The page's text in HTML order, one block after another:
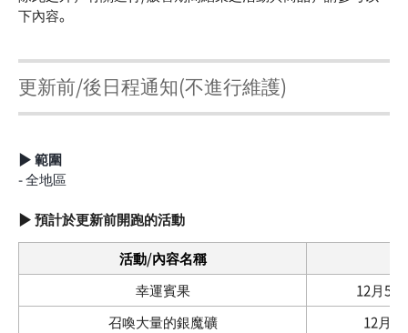
下內容。
更新前/後日程通知(不進行維護)
▶ 範圍
- 全地區
▶ 預計於更新前開跑的活動
活動/內容名稱
幸運賓果
12月5
召喚大量的銀魔礦
12月5